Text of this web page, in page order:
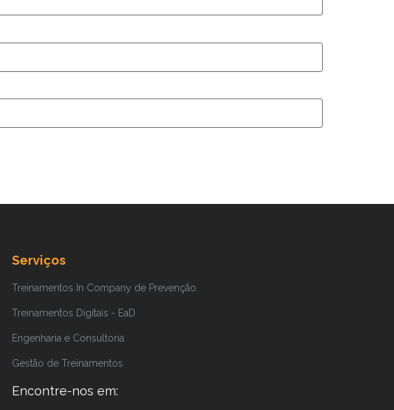
Serviços
Treinamentos In Company de Prevenção
Treinamentos Digitais - EaD
Engenharia e Consultoria
Gestão de Treinamentos
Encontre-nos em: